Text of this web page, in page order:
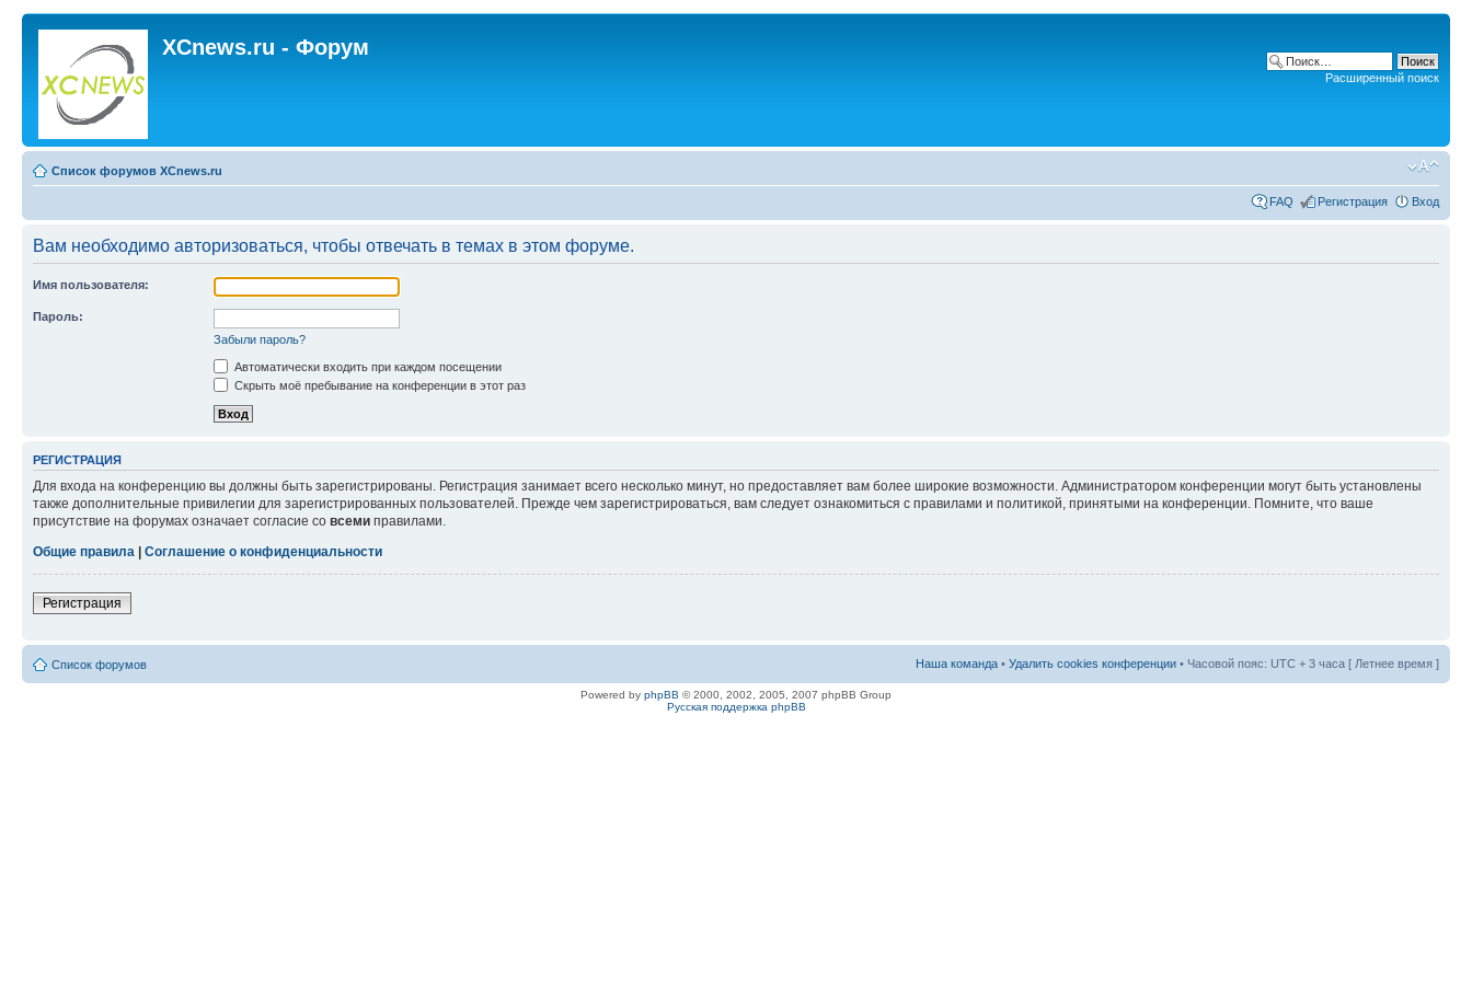
XCnews.ru - Форум
Расширенный поиск
Список форумов XCnews.ru
FAQ Регистрация Вход
Вам необходимо авторизоваться, чтобы отвечать в темах в этом форуме.
Имя пользователя:
Пароль:
Забыли пароль?
Автоматически входить при каждом посещении
Скрыть моё пребывание на конференции в этот раз
РЕГИСТРАЦИЯ
Для входа на конференцию вы должны быть зарегистрированы. Регистрация занимает всего несколько минут, но предоставляет вам более широкие возможности. Администратором конференции могут быть установлены
также дополнительные привилегии для зарегистрированных пользователей. Прежде чем зарегистрироваться, вам следует ознакомиться с правилами и политикой, принятыми на конференции. Помните, что ваше
присутствие на форумах означает согласие со всеми правилами.
Общие правила | Соглашение о конфиденциальности
Регистрация
Список форумов Наша команда • Удалить cookies конференции • Часовой пояс: UTC + 3 часа [ Летнее время ]
Powered by phpBB © 2000, 2002, 2005, 2007 phpBB Group
Русская поддержка phpBB